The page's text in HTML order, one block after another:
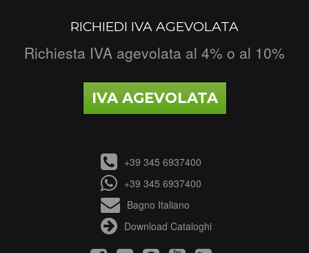
RICHIEDI IVA AGEVOLATA
Richiesta IVA agevolata al 4% o al 10%
IVA AGEVOLATA
+39 345 6937400
+39 345 6937400
Bagno Italiano
Download Cataloghi